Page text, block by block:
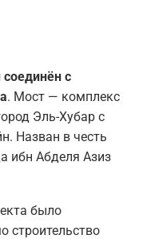
с
. Мост — комплекс
Эль-Хубар с
Назван в честь
ибн Абделя Азиз
было
строительство